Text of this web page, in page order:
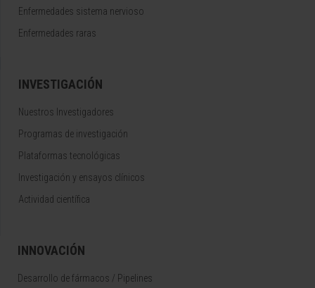
Enfermedades sistema nervioso
Enfermedades raras
INVESTIGACIÓN
Nuestros Investigadores
Programas de investigación
Plataformas tecnológicas
Investigación y ensayos clínicos
Actividad científica
INNOVACIÓN
Desarrollo de fármacos / Pipelines